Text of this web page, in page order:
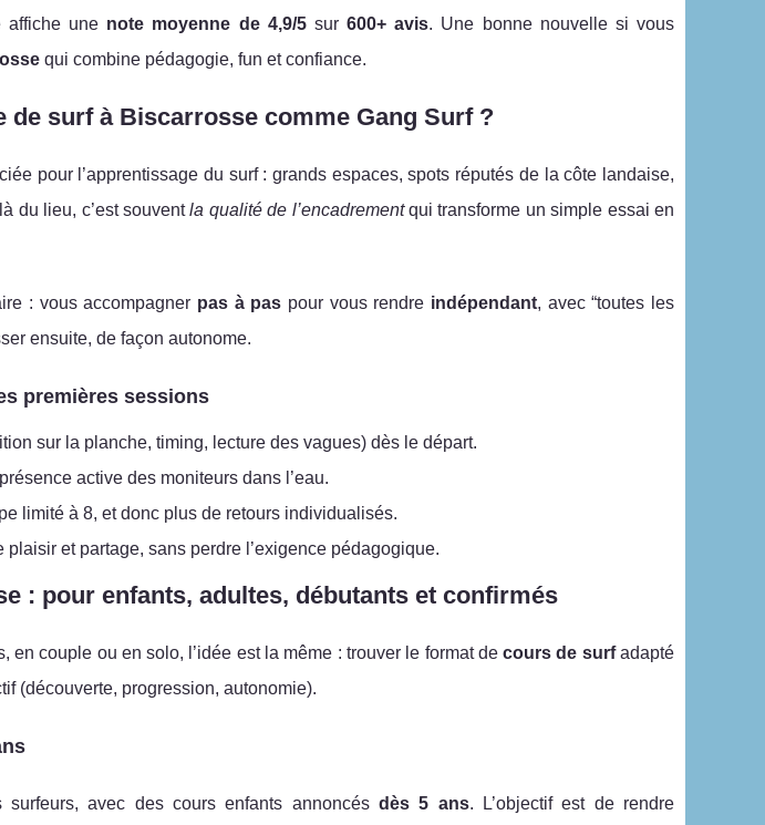
affiche une note moyenne de 4,9/5sur600+ avis. Une bonne nouvelle si vous
qui combine pédagogie, fun et confiance.
de surf à Biscarrosse comme Gang Surf ?
pour l’apprentissage du surf : grands espaces, spots réputés de la côte landaise,
du lieu, c’est souventla qualité de l’encadrementqui transforme un simple essai en
: vous accompagner pas à pas pour vous rendre indépendant, avec “toutes les
ensuite, de façon autonome.
premières sessions
sur la planche, timing, lecture des vagues) dès le départ.
active des moniteurs dans l’eau.
limité à 8, et donc plus de retours individualisés.
plaisir et partage, sans perdre l’exigence pédagogique.
: pour enfants, adultes, débutants et confirmés
en couple ou en solo, l’idée est la même : trouver le format decours de surfadapté
(découverte, progression, autonomie).
avec des cours enfants annoncés dès 5 ans. L’objectif est de rendre